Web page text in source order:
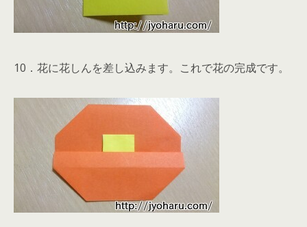
10．花に花しんを差し込みます。これで花の完成です。